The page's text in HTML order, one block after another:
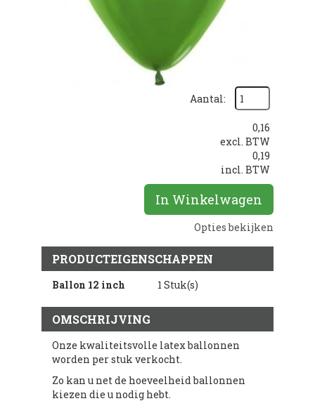
Aantal:
0,16
excl. BTW
0,19
incl. BTW
In Winkelwagen
Opties bekijken
PRODUCTEIGENSCHAPPEN
Ballon 12 inch 1 Stuk(s)
OMSCHRIJVING
Onze kwaliteitsvolle latex ballonnen
worden per stuk verkocht.
Zo kan u net de hoeveelheid ballonnen
kiezen die u nodig hebt.